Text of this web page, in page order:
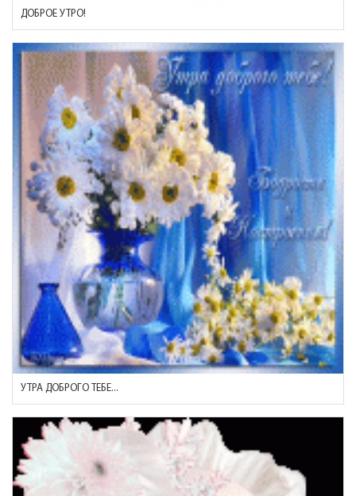
ДОБРОЕ УТРО!
УТРА ДОБРОГО ТЕБЕ...